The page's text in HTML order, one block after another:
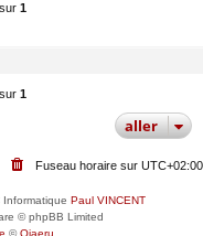
1
1
aller
Fuseau horaire sur UTC+02:00
Paul VINCENT
© phpBB Limited
©Qiaeru